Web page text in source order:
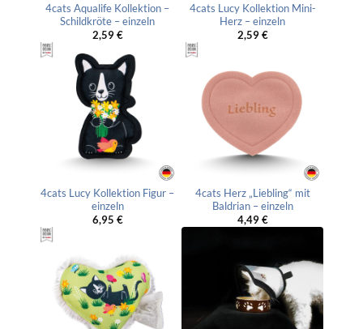
4cats Aqualife Kollektion –
Schildkröte – einzeln
2,59€
4cats Lucy Kollektion Mini-
Herz – einzeln
2,59€
4cats Lucy Kollektion Figur –
einzeln
6,95 €
4cats Herz „Liebling“ mit
Baldrian – einzeln
4,49€